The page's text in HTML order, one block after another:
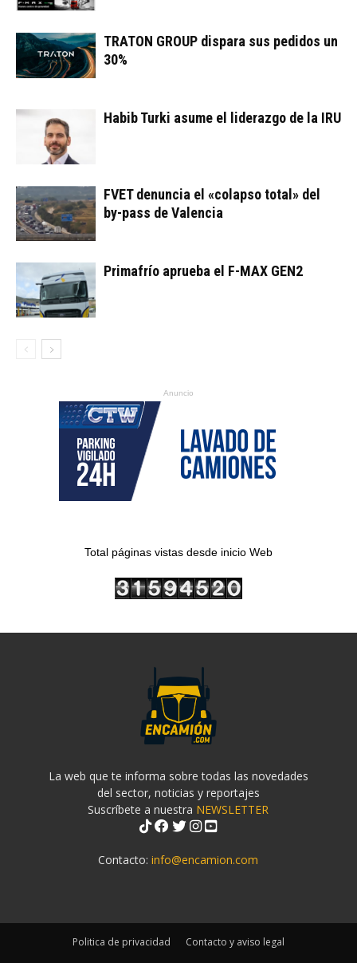
TRATON GROUP dispara sus pedidos un
30%
Habib Turki asume el liderazgo de la IRU
FVET denuncia el «colapso total» del
by-pass de Valencia
Primafrío aprueba el F-MAX GEN2
Anuncio
Total páginas vistas desde inicio Web
La web que te informa sobre todas las novedades
del sector, noticias y reportajes
Suscríbete a nuestra NEWSLETTER
Contacto:info@encamion.com
Politica de privacidad Contacto y aviso legal